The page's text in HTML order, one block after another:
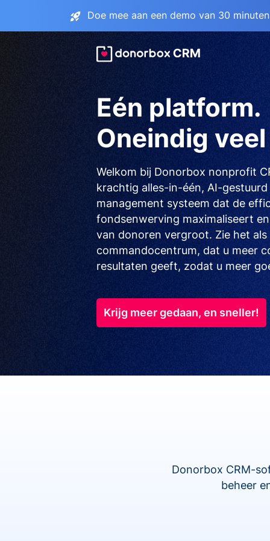
Doe mee aan een demo van 30
Eén platform.
Oneindig
Welkom bij Donorbox nonprofit
krachtig alles-in-één, AI-
management systeem dat de
fondsenwerving maximaliseert
van donoren vergroot. Zie het als
commandocentrum, dat u meer
resultaten geeft, zodat u meer
Krijg meer gedaan, en sneller!
Donorbox CRM-
beheer